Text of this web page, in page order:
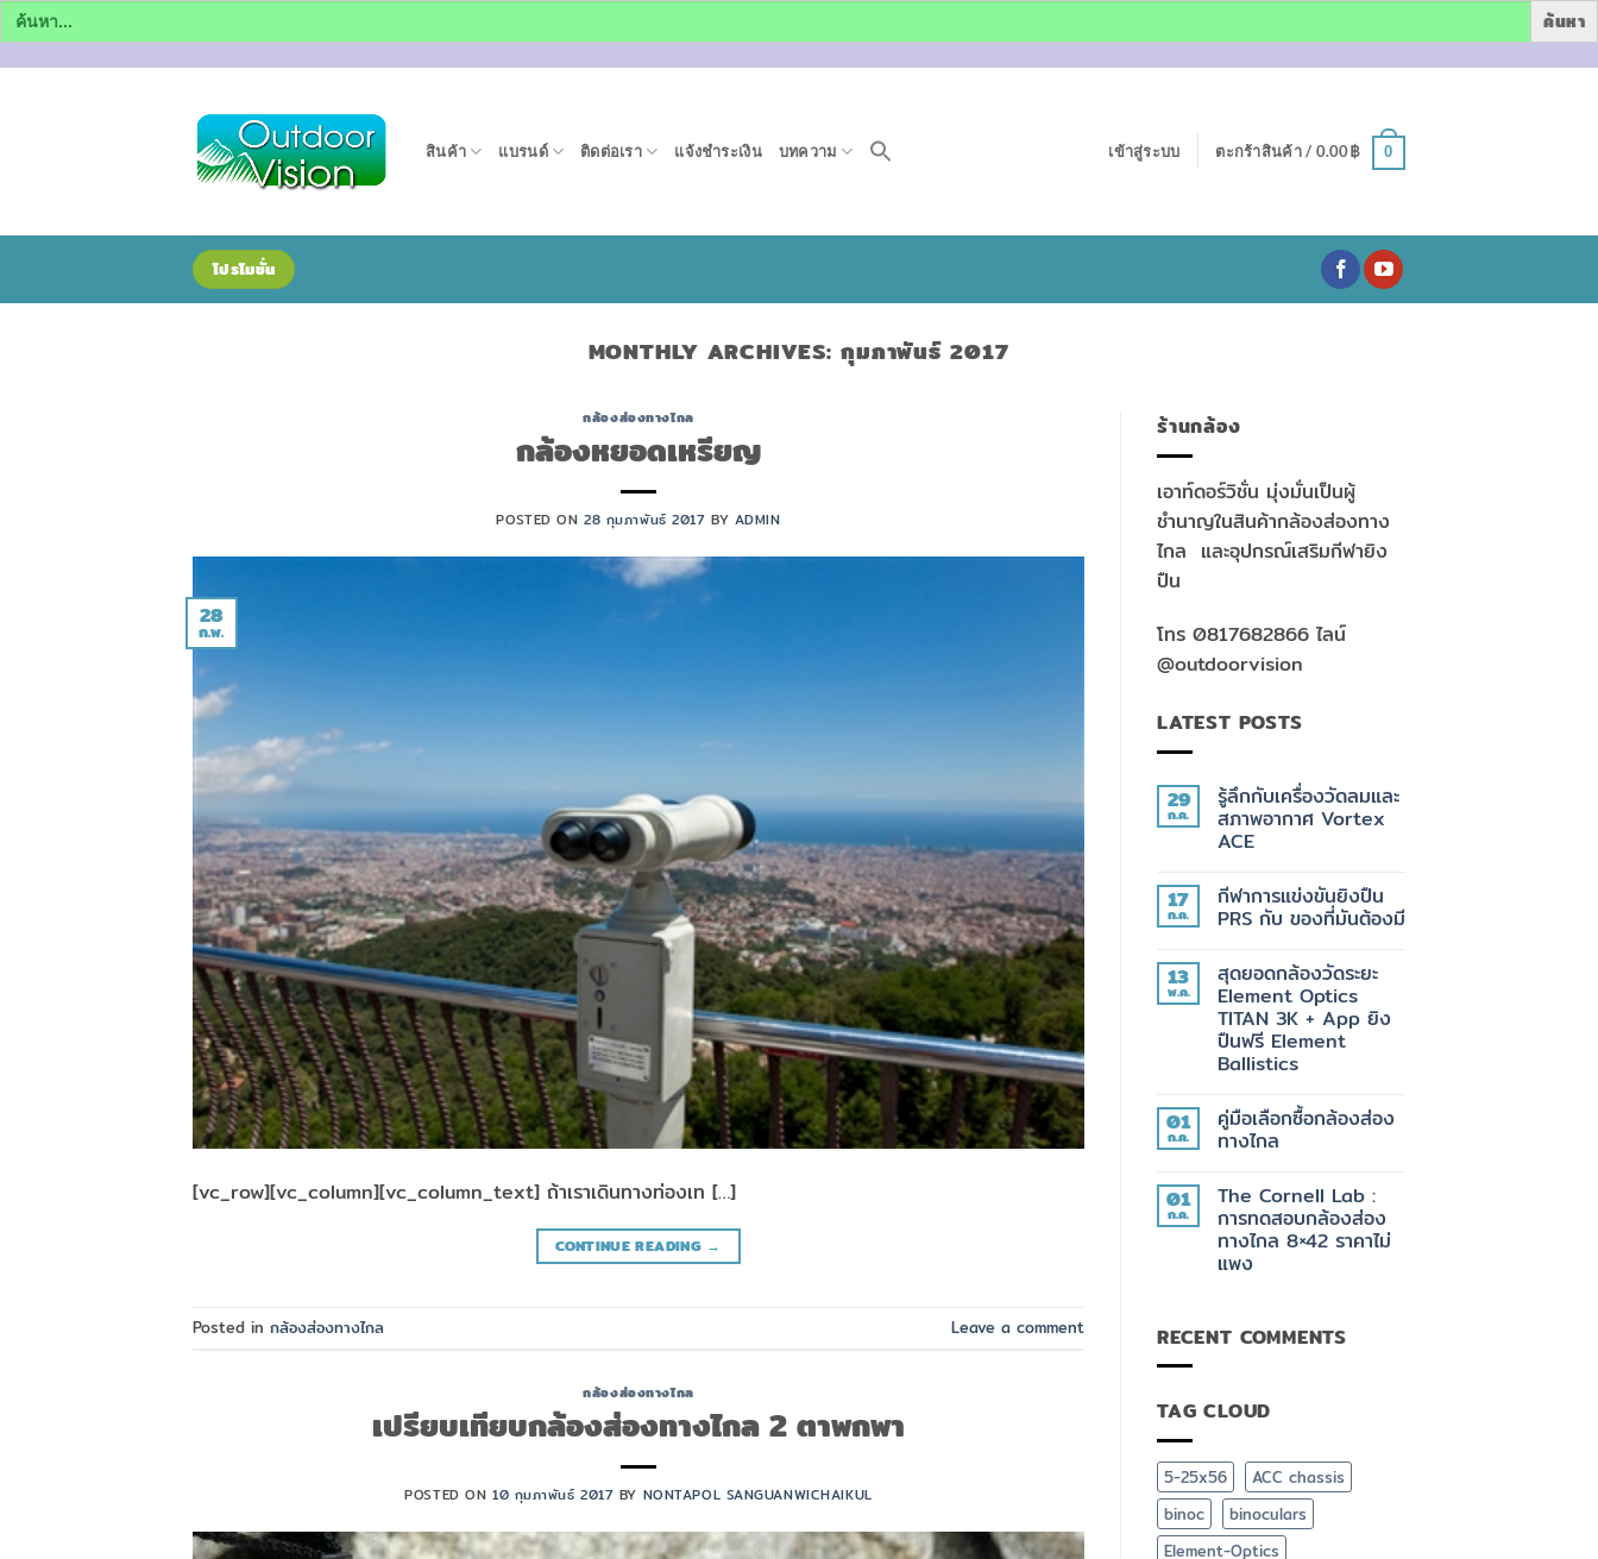
Search
for:
สินค้า แบรนด์ ติดต่อเรา แจ้งชำระเงิน บทความ เข้าสู่ระบบ ตะกร้าสินค้า / 0.00฿ 0
โปรโมชั่น
MONTHLY ARCHIVES: กุมภาพันธ์ 2017
กล้องส่องทางไกล
กล้องหยอดเหรียญ
POSTED ON28 กุมภาพันธ์ 2017 BY ADMIN
28
ก.พ.
[vc_row][vc_column][vc_column_text] ถ้าเราเดินทางท่องเท […]
CONTINUE READING →
Posted in กล้องส่องทางไกล Leave a comment
กล้องส่องทางไกล
เปรียบเทียบกล้องส่องทางไกล 2 ตาพกพา
POSTED ON 10 กุมภาพันธ์ 2017 BY NONTAPOL SANGUANWICHAIKUL
ร้านกล้อง
เอาท์ดอร์วิชั่น มุ่งมั่นเป็นผู้
ชำนาญในสินค้ากล้องส่องทาง
ไกล และอุปกรณ์เสริมกีฬายิง
ปืน
โทร 0817682866 ไลน์
@outdoorvision
LATEST POSTS
29
ก.ค.
รู้ลึกกับเครื่องวัดลมและ
สภาพอากาศ Vortex
ACE
ความ
เห็น
บน
รู้
เครื่อง
วัด
ลม
และ
สภาพ
อากาศ
Vortex
17
ก.ค.
กีฬาการแข่งขันยิงปืน
PRS กับ ของที่มันต้องมี
เห็น
บน
กีฬา
การ
แข่งขัน
ยิง
ปืน
ของ
ที่
มัน
13
พ.ค.
สุดยอดกล้องวัดระยะ
Element Optics
TITAN 3K + App ยิง
ปืนฟรี Element
Ballistics
ความ
เห็น
บน
สุด
วัด
ระยะ
Element
Optics
TITAN
3K
ปืน
ฟรี
01
ก.ค.
คู่มือเลือกซื้อกล้องส่อง
ทางไกล
เห็น
บน
คู่มือ
เลือก
ซื้อ
กล้อง
01
ก.ค.
The Cornell Lab :
การทดสอบกล้องส่อง
ทางไกล 8×42 ราคาไม่
แพง
บน
The
การ
ส่อง
ทาง
ไกล
8×42
ราคา
ไม่
แพง
RECENT COMMENTS
TAG CLOUD
5-25x56
ACC chassis
binoc
binoculars
Element-Optics